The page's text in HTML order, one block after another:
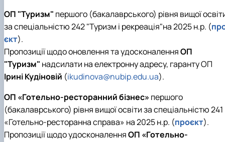
ОП "Туризм" першого (бакалаврського) рівня вищої
за спеціальністю 242 "Туризм і рекреація"на 2025 н.р. (
єкт).
Пропозиції щодо оновлення та удосконаленняОП
"Туризм" надсилати на електронну адресу, гаранту ОП
Ірині Кудіновій (ikudinova@nubip.edu.ua).
ОП «Готельно-ресторанний бізнес» першого
(бакалаврського) рівня вищої освіти за спеціальністю 241
«Готельно-ресторанна справа» на 2025 н.р. (проєкт).
Пропозиції щодо удосконаленняОП «Готельно-